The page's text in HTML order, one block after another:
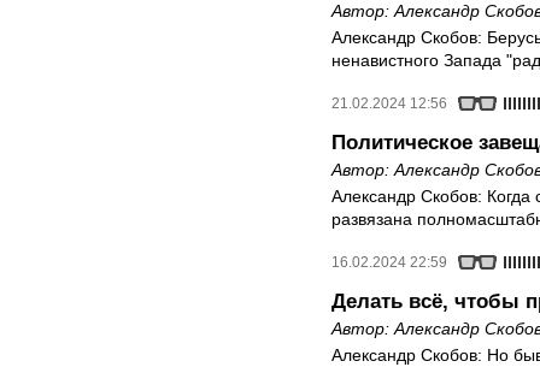
Автор: Александр
Александр Скобов:
ненавистного Запада
21.02.2024 12:56
Политическое
Автор: Александр
Александр Скобов:
развязана
16.02.2024 22:59
Делать всё, чтобы
Автор: Александр
Александр Скобов: Но